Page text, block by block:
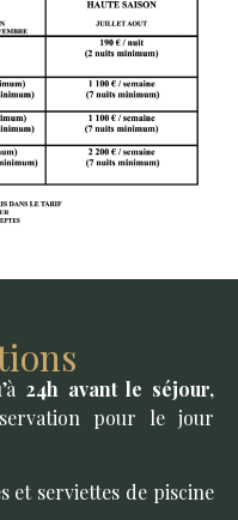
24h avant le séjour,
pour le jour
et serviettes de piscine